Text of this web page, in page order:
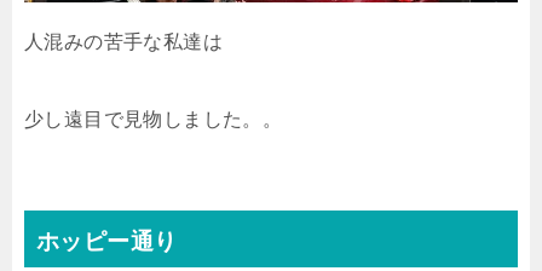
人混みの苦手な私達は
少し遠目で見物しました。。
ホッピー通り